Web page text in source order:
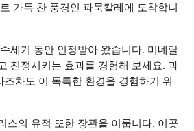
가득 찬 풍경인 파묵칼레에 도착합니
세기 동안 인정받아 왔습니다. 미네랄
진정시키는 효과를 경험해 보세요. 과
조차도 이 독특한 환경을 경험하기 위
스의 유적 또한 장관을 이룹니다. 이곳